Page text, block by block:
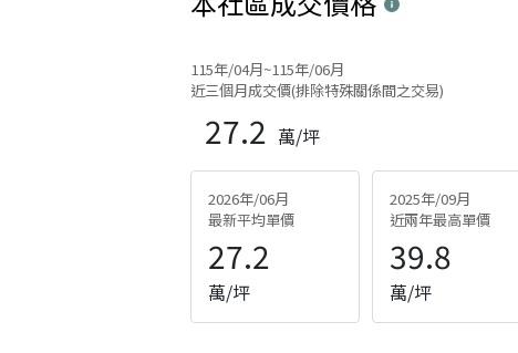
115年/04月~115年/06月
近三個月成交價(排除特殊關係間之交易)
27.2 萬/坪
2026年/06月
最新平均單價
27.2
萬/坪
2025年/09月
近兩年最高單價
39.8
萬/坪